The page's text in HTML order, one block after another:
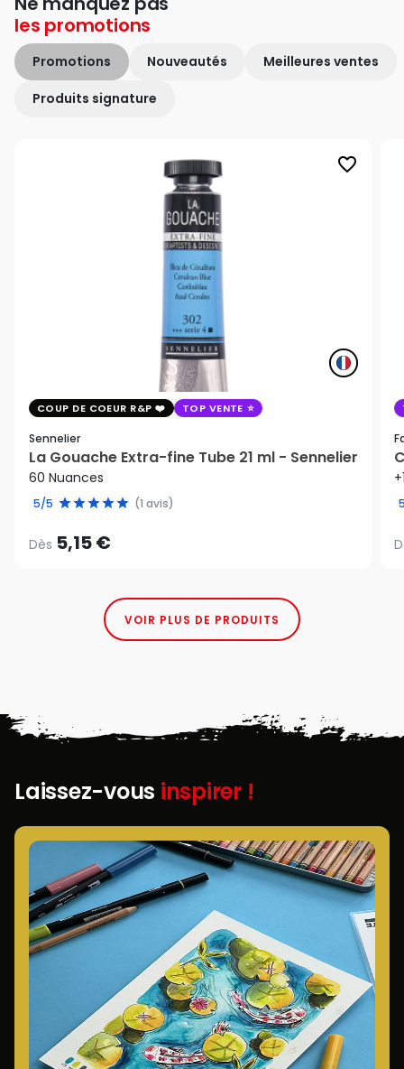
les promotions
Promotions Nouveautés Meilleures ventes
Produits signature
favorite_border
COUP DE COEUR R&P TOP VENTE
Sennelier
La Gouache Extra-fine Tube 21 ml - Sennelier
60 Nuances
5/5 (1 avis)
Dès 5,15 €
VOIR PLUS DE PRODUITS
Laissez-vous inspirer !